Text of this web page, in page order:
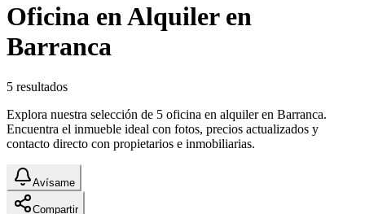
Oficina en Alquiler en
Barranca
5 resultados
Explora nuestra selección de 5 oficina en alquiler en Barranca.
Encuentra el inmueble ideal con fotos, precios actualizados y
contacto directo con propietarios e inmobiliarias.
Avísame
Compartir